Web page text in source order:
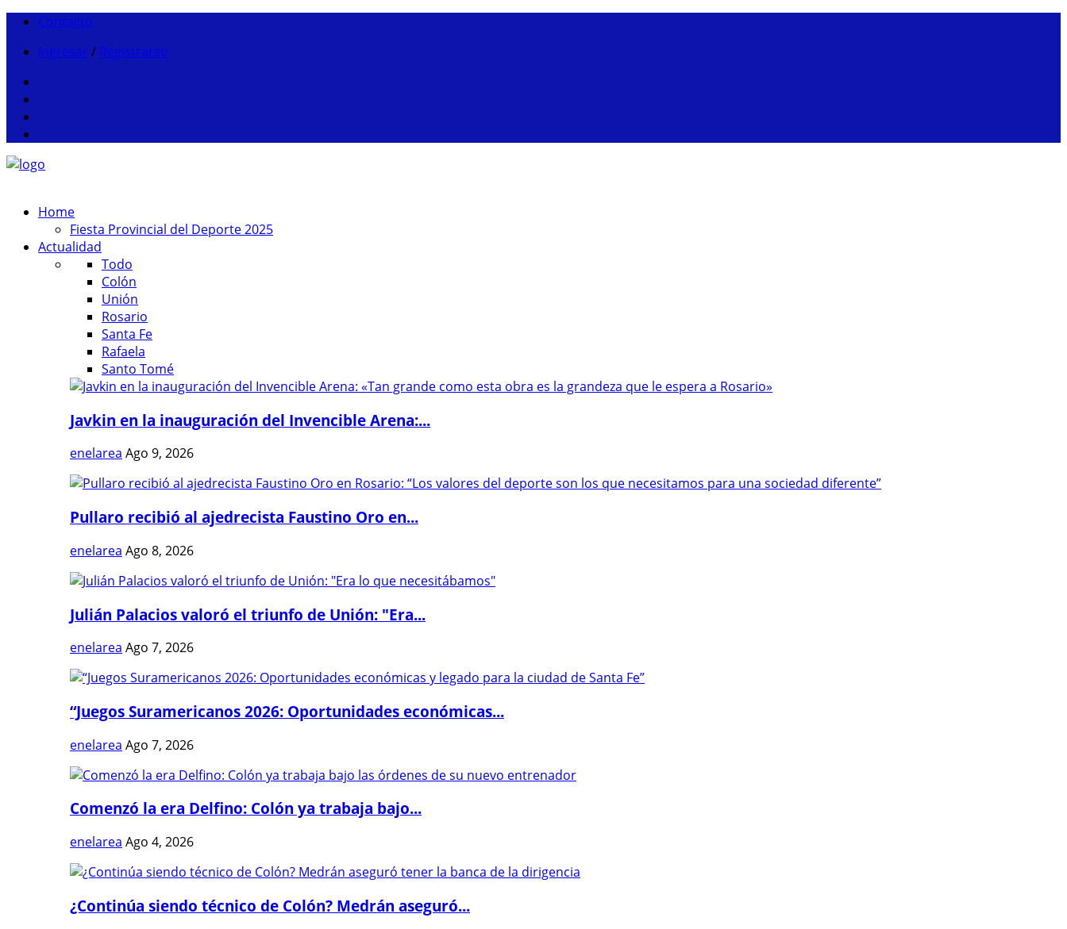
Contacto
Ingresar / Registrarse
Home
Fiesta Provincial del Deporte 2025
Actualidad
Todo
Colón
Unión
Rosario
Santa Fe
Rafaela
Santo Tomé
Javkin en la inauguración del Invencible Arena:...
enelarea Ago 9, 2026
Pullaro recibió al ajedrecista Faustino Oro en...
enelarea Ago 8, 2026
Julián Palacios valoró el triunfo de Unión: "Era...
enelarea Ago 7, 2026
“Juegos Suramericanos 2026: Oportunidades económicas...
enelarea Ago 7, 2026
Comenzó la era Delfino: Colón ya trabaja bajo...
enelarea Ago 4, 2026
¿Continúa siendo técnico de Colón? Medrán aseguró...